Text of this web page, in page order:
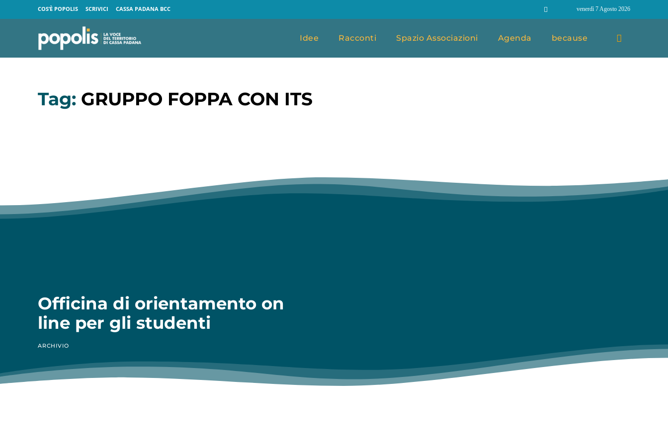
COS’È POPOLIS SCRIVICI CASSA PADANA BCC venerdì 7 Agosto 2026
Idee Racconti Spazio Associazioni Agenda because
Tag: GRUPPO FOPPA CON ITS
Officina di orientamento on
line per gli studenti
ARCHIVIO